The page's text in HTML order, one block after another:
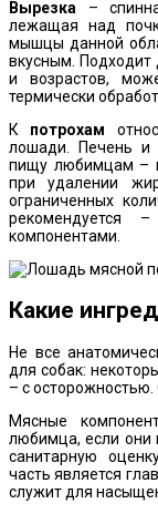
Вырезка –
лежащая над
мышцы данной
вкусным. Подходит
и возрастов,
термически
К потрохам
лошади. Печень и
пищу любимцам –
при удалении
ограниченных
рекомендуется
компонентами.
Какие
Не все
для собак:
– с осторожностью.
Мясные
любимца, если они
санитарную
часть является
служит для